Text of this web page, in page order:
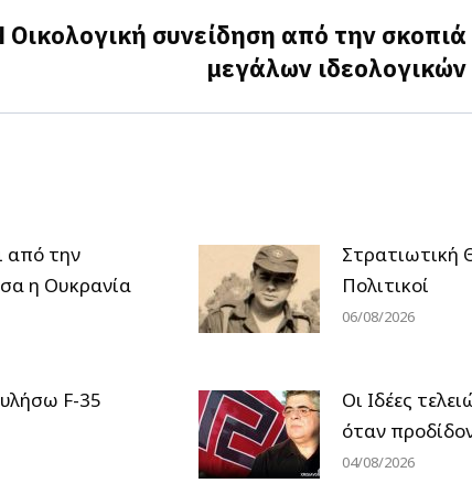
Οικολογική συνείδηση από την
μεγάλων
από την
η Ουκρανία
Στρατιωτική
Πολιτικοί
06/08/2026
F-35
Οι Ιδέες
όταν
04/08/2026